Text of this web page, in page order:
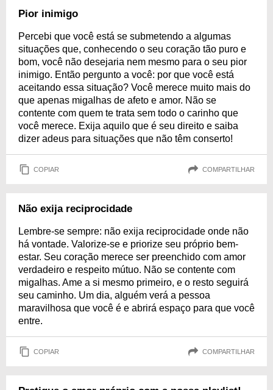
Pior inimigo
Percebi que você está se submetendo a algumas
situações que, conhecendo o seu coração tão puro e
bom, você não desejaria nem mesmo para o seu pior
inimigo. Então pergunto a você: por que você está
aceitando essa situação? Você merece muito mais do
que apenas migalhas de afeto e amor. Não se
contente com quem te trata sem todo o carinho que
você merece. Exija aquilo que é seu direito e saiba
dizer adeus para situações que não têm conserto!
COPIAR COMPARTILHAR
Não exija reciprocidade
Lembre-se sempre: não exija reciprocidade onde não
há vontade. Valorize-se e priorize seu próprio bem-
estar. Seu coração merece ser preenchido com amor
verdadeiro e respeito mútuo. Não se contente com
migalhas. Ame a si mesmo primeiro, e o resto seguirá
seu caminho. Um dia, alguém verá a pessoa
maravilhosa que você é e abrirá espaço para que você
entre.
COPIAR COMPARTILHAR